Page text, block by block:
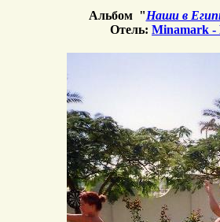
Альбом "Наши в
Отель: Minamark